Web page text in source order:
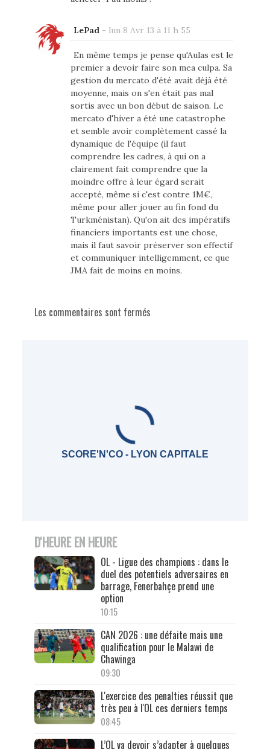
LePad- lun 8 Avr 13 à 11 h 55
En même temps je pense qu'Aulas est le
premier a devoir faire son mea culpa. Sa
gestion du mercato d'été avait déjà été
moyenne, mais on s'en était pas mal
sortis avec un bon début de saison. Le
mercato d'hiver a été une catastrophe
et semble avoir complètement cassé la
dynamique de l'équipe (il faut
comprendre les cadres, à qui on a
clairement fait comprendre que la
moindre offre à leur égard serait
accepté, même si c'est contre 1M€,
même pour aller jouer au fin fond du
Turkménistan). Qu'on ait des impératifs
financiers importants est une chose,
mais il faut savoir préserver son effectif
et communiquer intelligemment, ce que
JMA fait de moins en moins.
Les commentaires sont fermés
SCORE'N'CO - LYON CAPITALE
D'HEURE EN HEURE
OL - Ligue des champions : dans le
duel des potentiels adversaires en
barrage, Fenerbahçe prend une
option
10:15
CAN 2026 : une défaite mais une
qualification pour le Malawi de
Chawinga
09:30
L'exercice des penalties réussit que
très peu à l'OL ces derniers temps
08:45
L’OL va devoir s’adapter à quelques